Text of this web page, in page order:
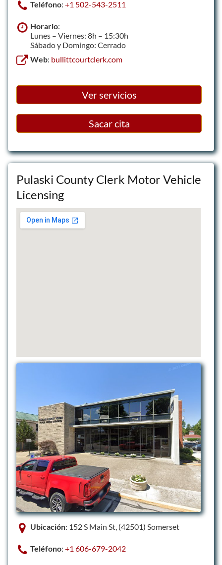
Teléfono: +1 502-543-2511
Horario:
Lunes – Viernes: 8h – 15:30h
Sábado y Domingo: Cerrado
Web: bullittcourtclerk.com
Ver servicios
Sacar cita
Pulaski County Clerk Motor Vehicle
Licensing
Ubicación: 152 S Main St, (42501) Somerset
Teléfono: +1 606-679-2042